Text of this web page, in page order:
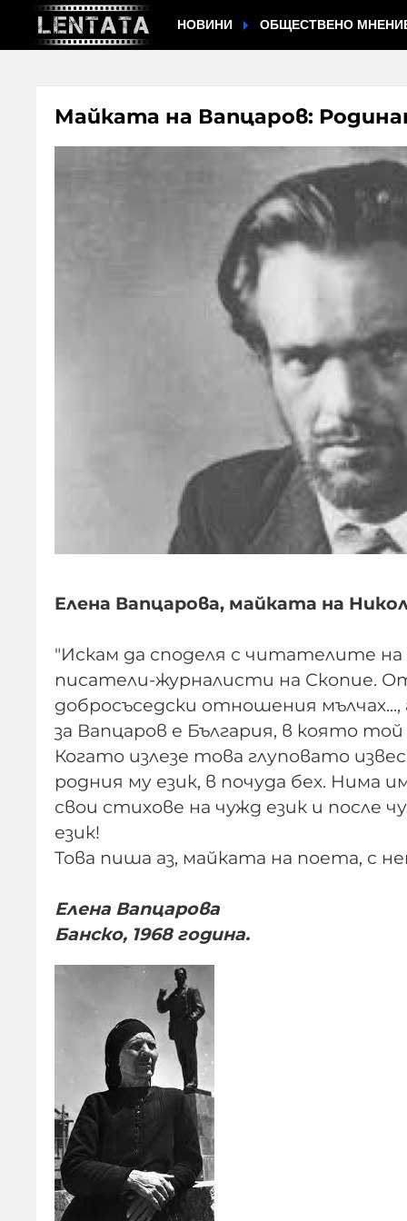
НОВИНИ ОБЩЕСТВЕНО
Майката на Вапцаров:
Елена Вапцарова, майката на
"Искам да споделя с читателите
писатели-журналисти на Скопие.
добросъседски отношения
за Вапцаров е България, в която
Когато излезе това глуповато
родния му език, в почуда бех. Нима
свои стихове на чужд език и после
език!
Това пиша аз, майката на поета, с
Елена Вапцарова
Банско, 1968 година.